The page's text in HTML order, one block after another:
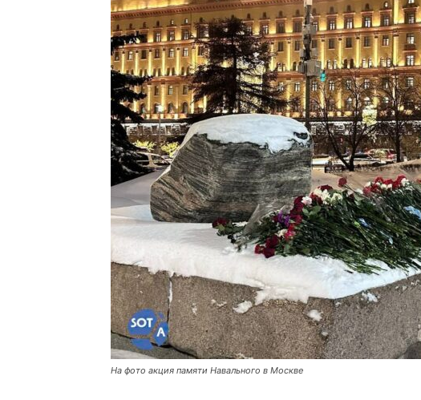
На фото акция памяти Навального в Москве